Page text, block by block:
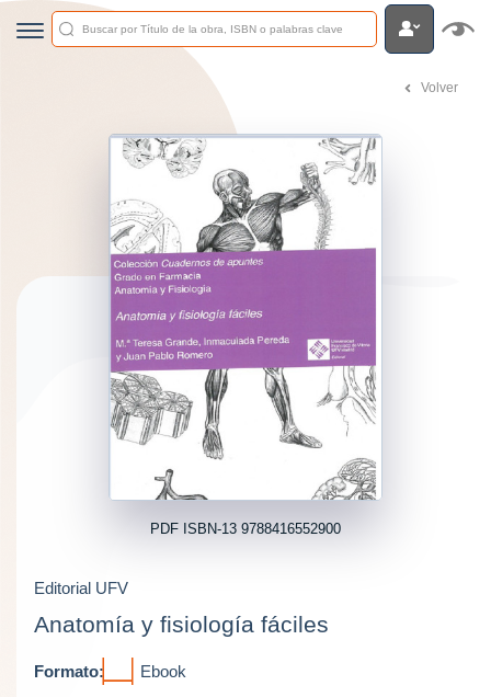
Volver
PDF ISBN-13 9788416552900
Editorial UFV
Anatomía y fisiología fáciles
Formato: Ebook